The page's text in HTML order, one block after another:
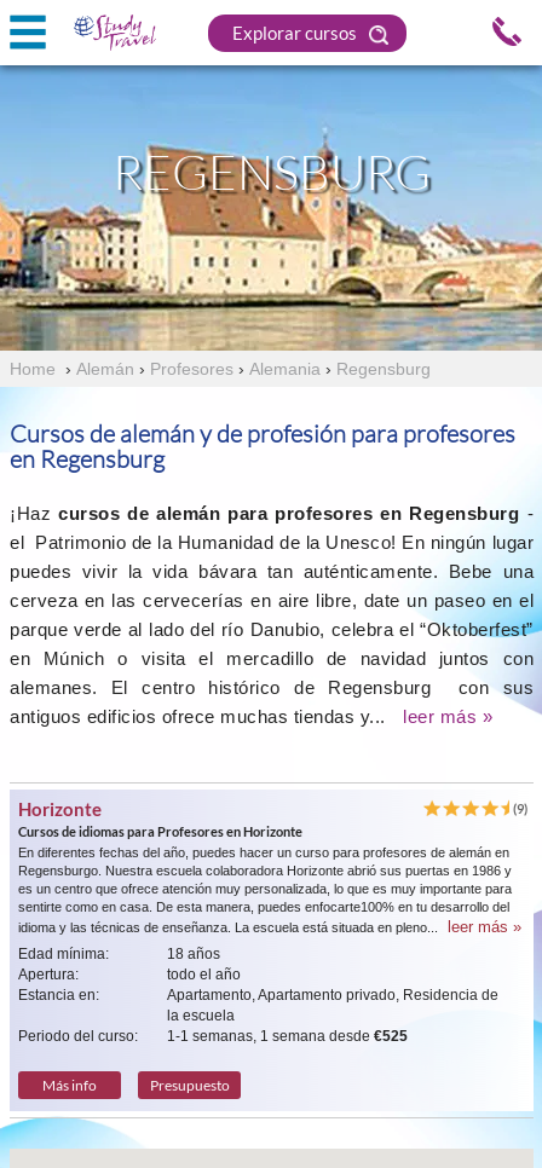
Explorar cursos
REGENSBURG
Home › Alemán › Profesores › Alemania › Regensburg
Cursos de alemán y de profesión para profesores
en Regensburg
¡Hazcursos de alemán para profesores en Regensburg -
el Patrimonio de la Humanidad de la Unesco! En ningún lugar
puedes vivir la vida bávara tan auténticamente. Bebe una
cerveza en las cervecerías en aire libre, date un paseo en el
parque verde al lado del río Danubio, celebra el “Oktoberfest”
en Múnich o visita el mercadillo de navidad juntos con
alemanes. El centro histórico de Regensburg con sus
antiguos edificios ofrece muchas tiendas y...
leer más »
Horizonte
(9)
Cursos de idiomas para Profesores en Horizonte
En diferentes fechas del año, puedes hacer un curso para profesores de alemán en
Regensburgo. Nuestra escuela colaboradora Horizonte abrió sus puertas en 1986 y
es un centro que ofrece atención muy personalizada, lo que es muy importante para
sentirte como en casa. De esta manera, puedes enfocarte100% en tu desarrollo del
idioma y las técnicas de enseñanza. La escuela está situada en pleno...
leer más »
Edad mínima:
18 años
Apertura:
todo el año
Estancia en:
Apartamento, Apartamento privado, Residencia de
la escuela
Periodo del curso:
1-1 semanas, 1 semana desde €525
Más info Presupuesto